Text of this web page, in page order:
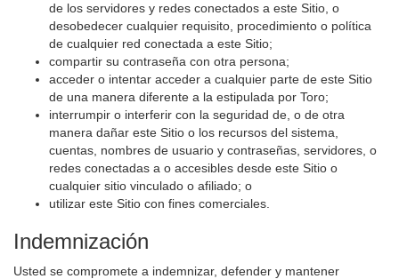
de los servidores y redes conectados a este Sitio, o
desobedecer cualquier requisito, procedimiento o política
de cualquier red conectada a este Sitio;
compartir su contraseña con otra persona;
acceder o intentar acceder a cualquier parte de este Sitio
de una manera diferente a la estipulada por Toro;
interrumpir o interferir con la seguridad de, o de otra
manera dañar este Sitio o los recursos del sistema,
cuentas, nombres de usuario y contraseñas, servidores, o
redes conectadas a o accesibles desde este Sitio o
cualquier sitio vinculado o afiliado; o
utilizar este Sitio con fines comerciales.
Indemnización
Usted se compromete a indemnizar, defender y mantener